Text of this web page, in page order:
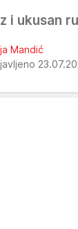
i ukusan
Mandić